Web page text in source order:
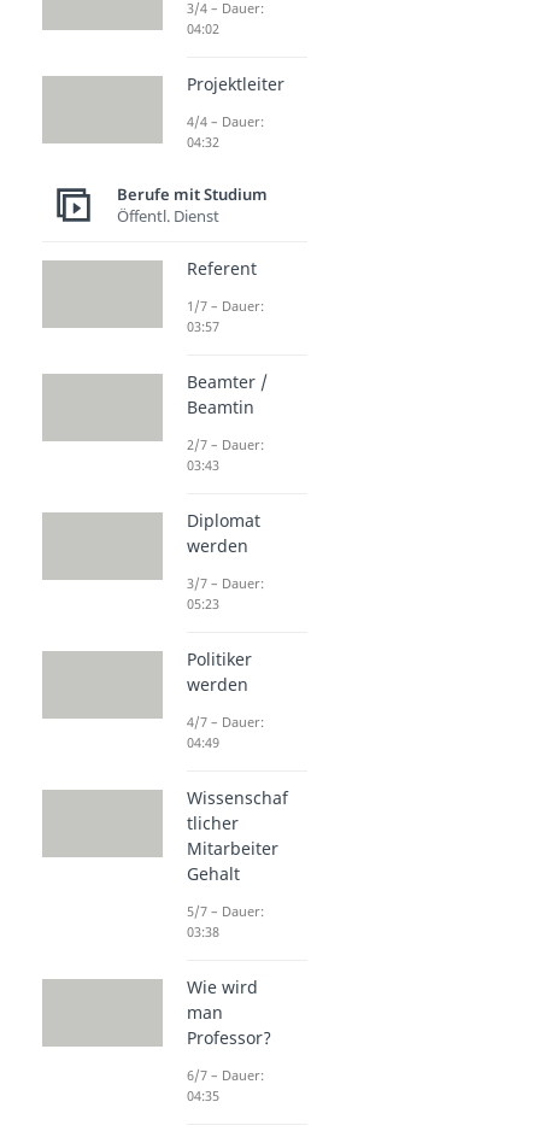
3/4 – Dauer:
04:02
Projektleiter
4/4 – Dauer:
04:32
Berufe mit Studium
Öffentl. Dienst
Referent
1/7 – Dauer:
03:57
Beamter /
Beamtin
2/7 – Dauer:
03:43
Diplomat
werden
3/7 – Dauer:
05:23
Politiker
werden
4/7 – Dauer:
04:49
Wissenschaf
tlicher
Mitarbeiter
Gehalt
5/7 – Dauer:
03:38
Wie wird
man
Professor?
6/7 – Dauer:
04:35